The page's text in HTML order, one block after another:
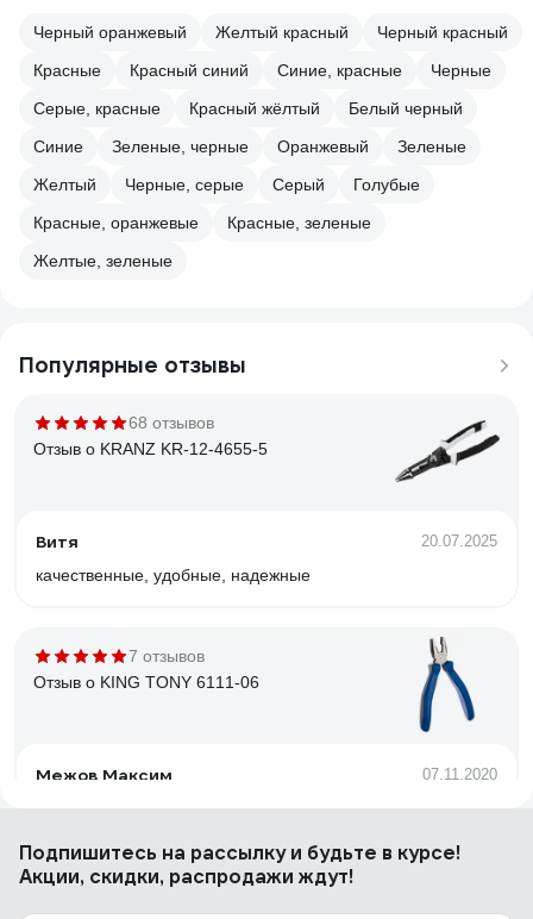
Черный оранжевый Желтый красный
Черный красный
Красные
Красный синий Синие, красные
Черные
Серые, красные
Красный жёлтый
Белый черный
Синие
Зеленые, черные Оранжевый
Зеленые
Желтый
Черные, серые Серый
Голубые
Красные, оранжевые
Красные, зеленые
Желтые, зеленые
Популярные отзывы
68 отзывов
Отзыв о KRANZ KR-12-4655-5
Витя 20.07.2025
качественные, удобные, надежные
7 отзывов
Отзыв о KING TONY 6111-06
Межов Максим 07.11.2020
Великолепная эргономика и материалы Качество
коробки Пожизненная гарантия Замечательная упаковка
Подпишитесь на рассылкуи будьте в курсе!
Акции, скидки, распродажи ждут!